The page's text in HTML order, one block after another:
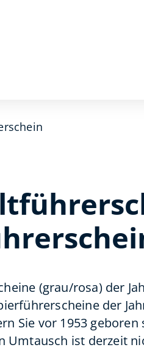
(grau/rosa) der
der
Sie vor 1953 geboren
Umtausch ist derzeit